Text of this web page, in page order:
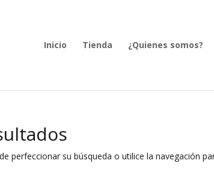
Inicio Tienda ¿Quienes somos?
perfeccionar su búsqueda o utilice la navegación